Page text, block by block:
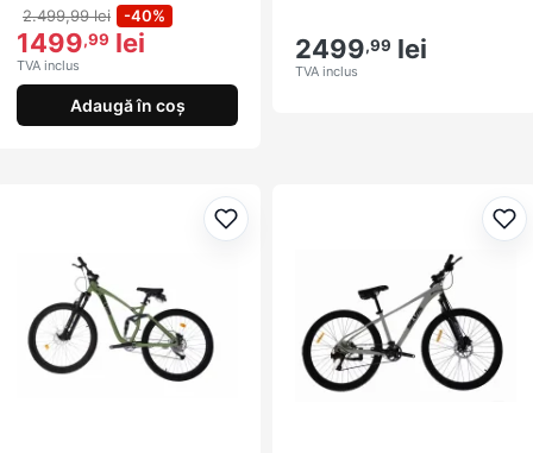
2.499,99 lei -40%
1499,99 lei
TVA inclus
Adaugă în coș
2499,99 lei
TVA inclus
Adaugă la favorite